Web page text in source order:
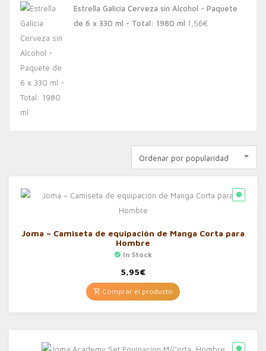
Estrella Galicia Cerveza sin Alcohol - Paquete
de 6 x 330 ml - Total: 1980 ml 1,56€
Ordenar por popularidad
Joma – Camiseta de equipación de Manga Corta para
Hombre
In Stock
5,95€
Comprar el producto